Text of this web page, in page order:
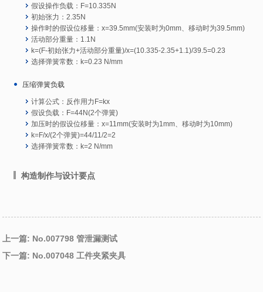
假设操作负载：F=10.335N
初始张力：2.35N
操作时的假设位移量：x=39.5mm(安装时为0mm、移动时为39.5mm)
活动部分重量：1.1N
k=(F-初始张力+活动部分重量)/x=(10.335-2.35+1.1)/39.5=0.23
选择弹簧常数：k=0.23 N/mm
压缩弹簧负载
计算公式：反作用力F=kx
假设负载：F=44N(2个弹簧)
加压时的假设位移量：x=11mm(安装时为1mm、移动时为10mm)
k=F/x/(2个弹簧)=44/11/2=2
选择弹簧常数：k=2 N/mm
构造制作与设计要点
上一篇: No.007798 管泄漏测试
下一篇: No.007048 工件夹紧夹具